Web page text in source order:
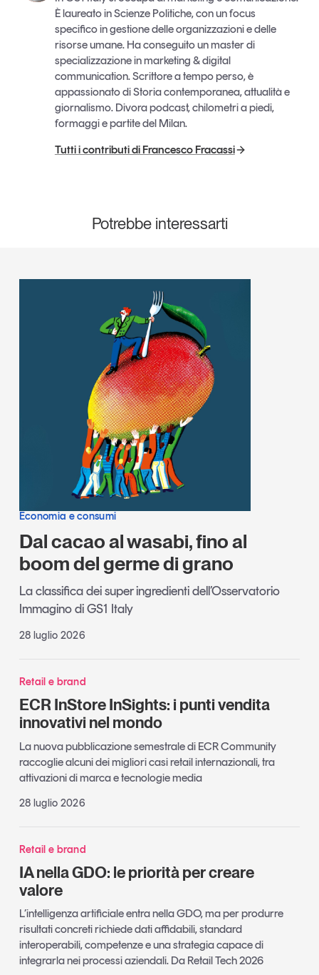
È laureato in Scienze Politiche, con un focus
specifico in gestione delle organizzazioni e delle
risorse umane. Ha conseguito un master di
specializzazione in marketing & digital
communication. Scrittore a tempo perso, è
appassionato di Storia contemporanea, attualità e
giornalismo. Divora podcast, chilometri a piedi,
formaggi e partite del Milan.
Tutti i contributi di Francesco Fracassi
Potrebbe interessarti
Economia e consumi
Dal cacao al wasabi, fino al
boom del germe di grano
La classifica dei super ingredienti dell’Osservatorio
Immagino di GS1 Italy
28 luglio 2026
Retail e brand
ECR InStore InSights: i punti vendita
innovativi nel mondo
La nuova pubblicazione semestrale di ECR Community
raccoglie alcuni dei migliori casi retail internazionali, tra
attivazioni di marca e tecnologie media
28 luglio 2026
Retail e brand
IA nella GDO: le priorità per creare
valore
L’intelligenza artificiale entra nella GDO, ma per produrre
risultati concreti richiede dati affidabili, standard
interoperabili, competenze e una strategia capace di
integrarla nei processi aziendali. Da Retail Tech 2026